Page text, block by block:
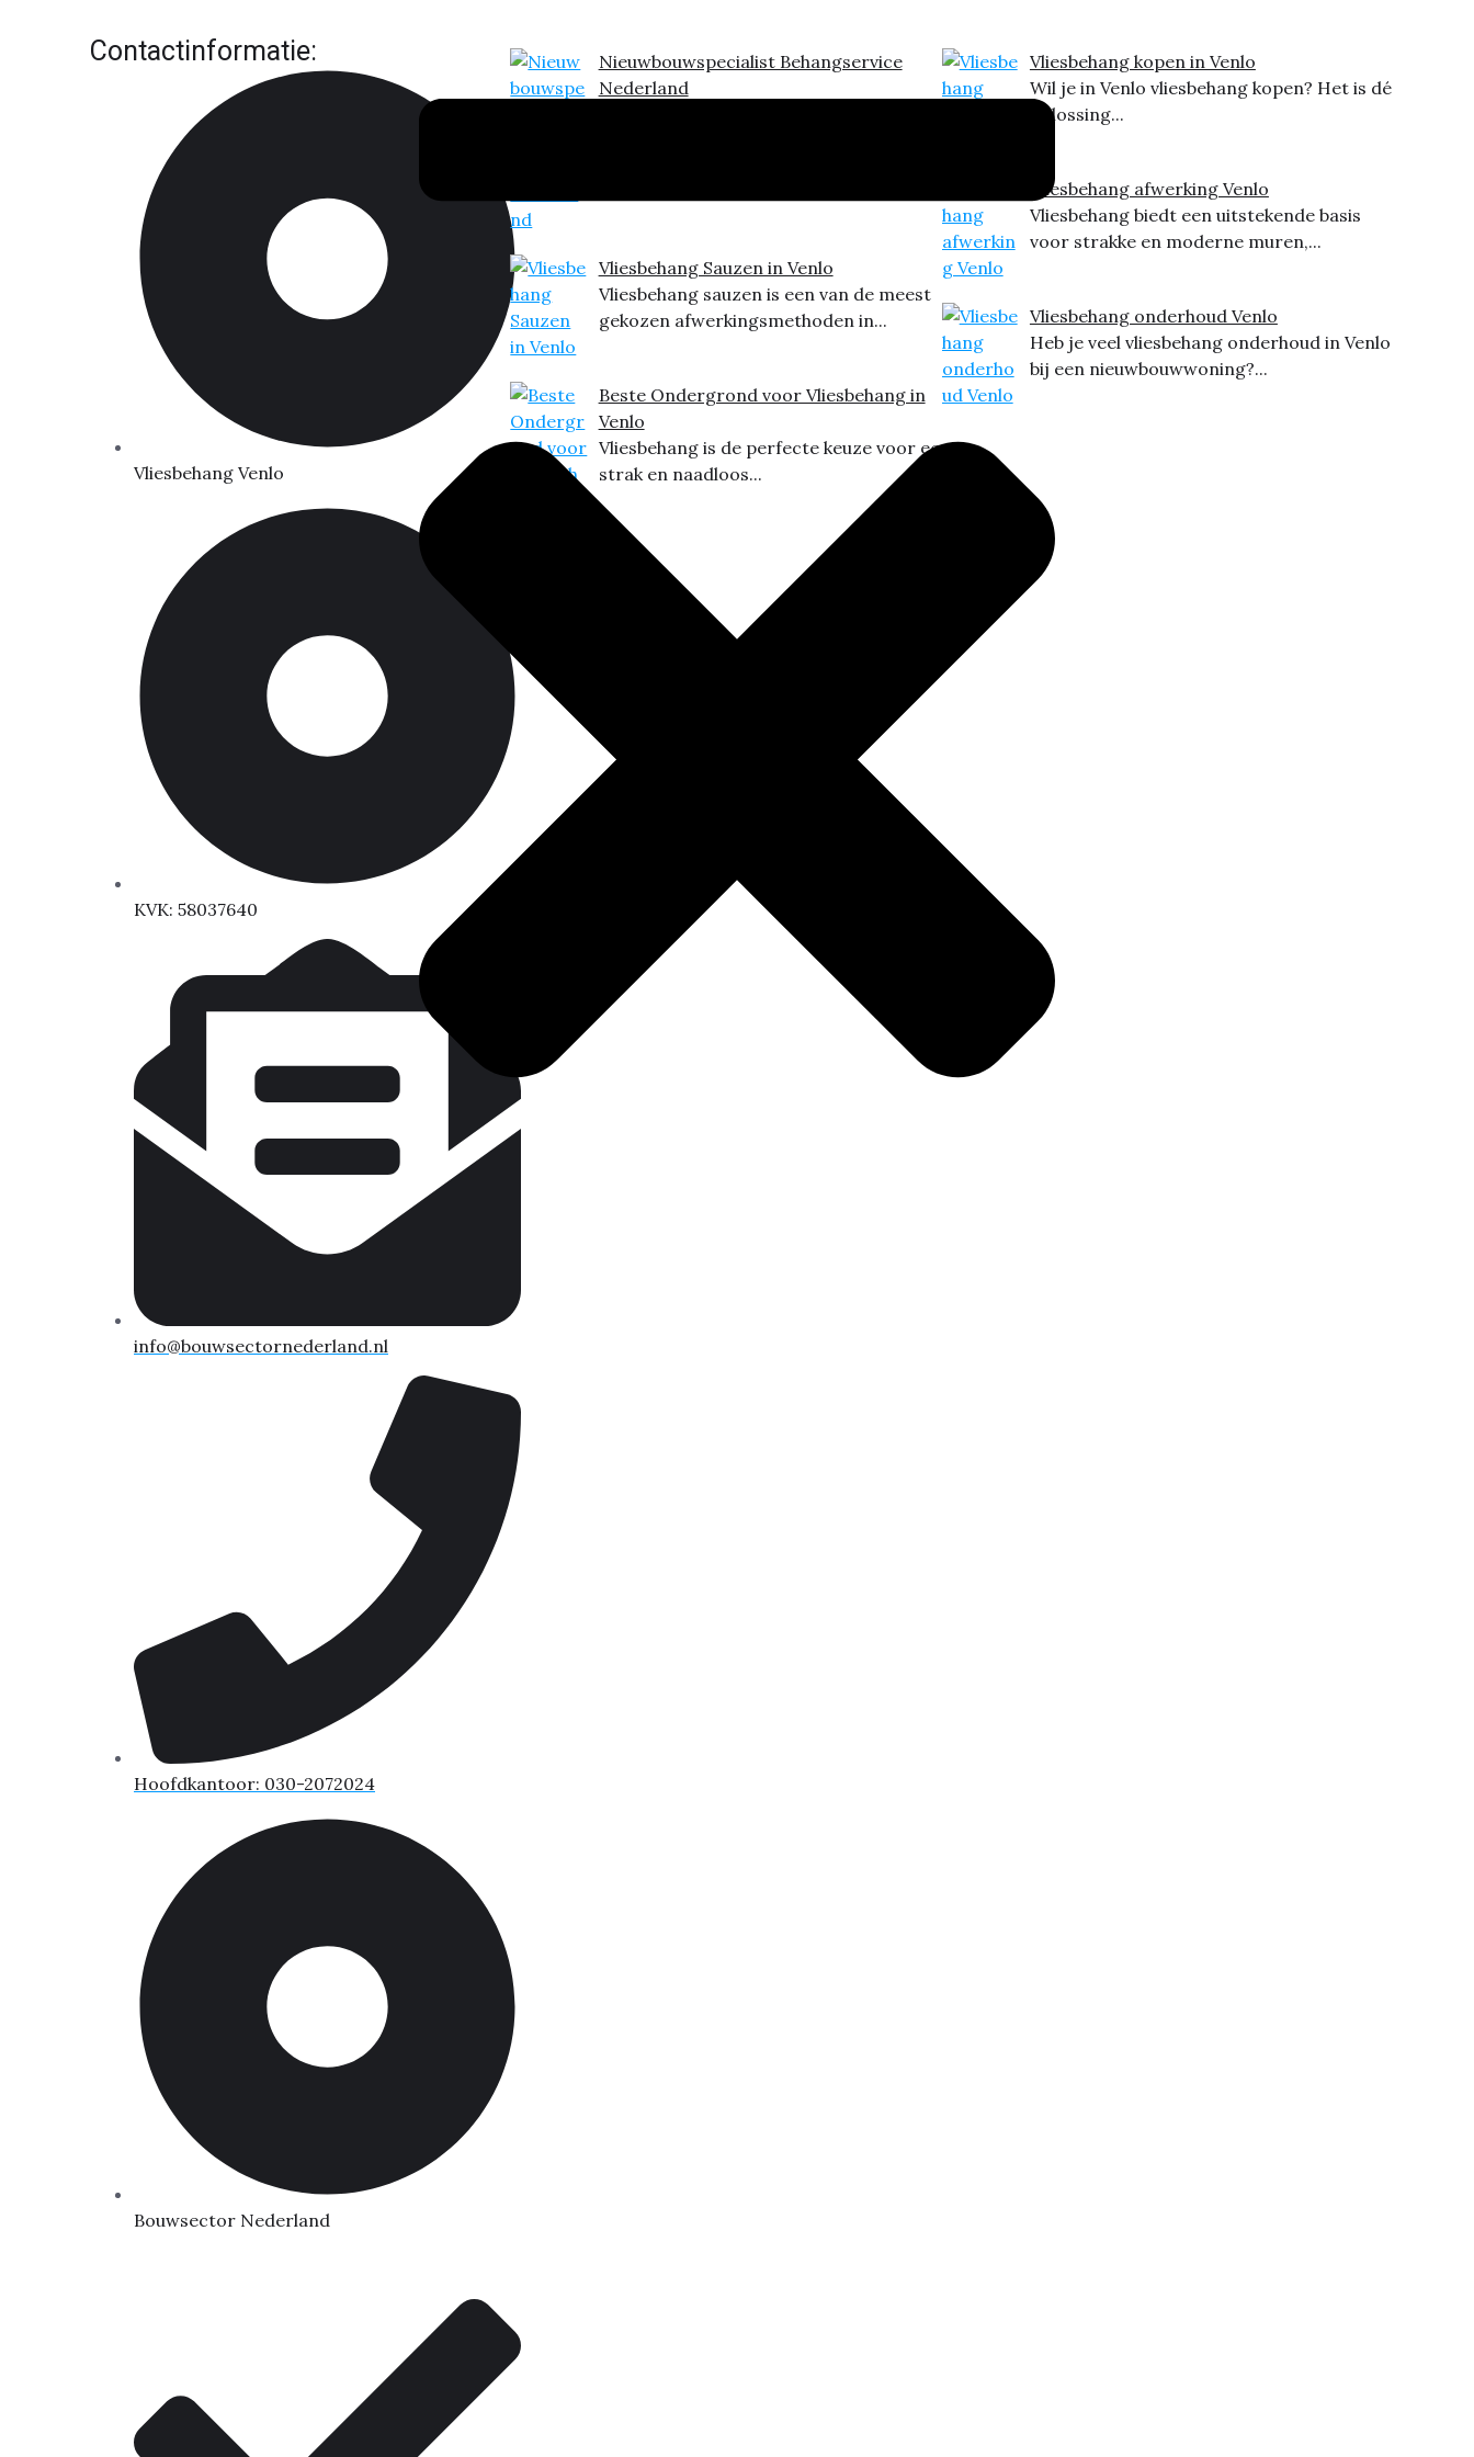
Contactinformatie:
Vliesbehang Venlo
KVK: 58037640
info@bouwsectornederland.nl
Hoofdkantoor: 030-2072024
Bouwsector Nederland
Nieuwbouwspecialist Behangservice
Nederland
Vliesbehang Sauzen in Venlo
Vliesbehang sauzen is een van de meest
gekozen afwerkingsmethoden in...
Beste Ondergrond voor Vliesbehang in
Venlo
Vliesbehang is de perfecte keuze voor een
strak en naadloos...
Vliesbehang kopen in Venlo
Wil je in Venlo vliesbehang kopen? Het is dé
oplossing...
Vliesbehang afwerking Venlo
Vliesbehang biedt een uitstekende basis
voor strakke en moderne muren,...
Vliesbehang onderhoud Venlo
Heb je veel vliesbehang onderhoud in Venlo
bij een nieuwbouwwoning?...